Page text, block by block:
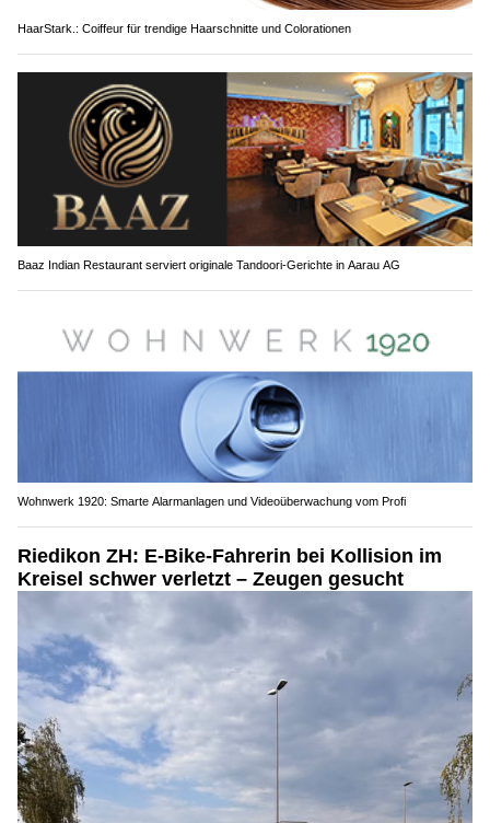
HaarStark.: Coiffeur für trendige Haarschnitte und Colorationen
Baaz Indian Restaurant serviert originale Tandoori-Gerichte in Aarau AG
Wohnwerk 1920: Smarte Alarmanlagen und Videoüberwachung vom Profi
Riedikon ZH: E-Bike-Fahrerin bei Kollision im
Kreisel schwer verletzt – Zeugen gesucht